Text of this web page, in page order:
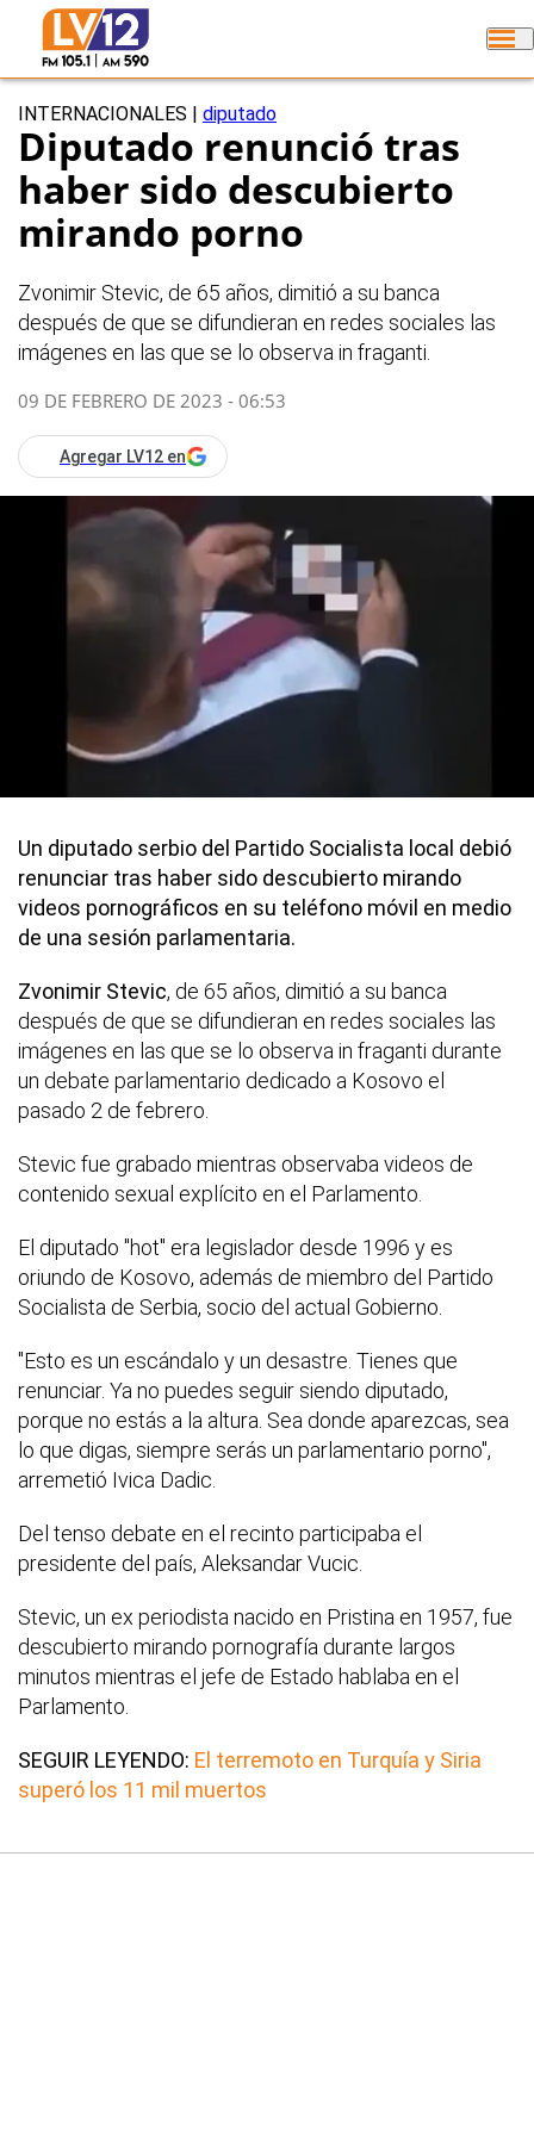
INTERNACIONALES diputado
Diputado renunció tras
haber sido descubierto
mirando porno
Zvonimir Stevic, de 65 años, dimitió a su banca
después de que se difundieran en redes sociales las
imágenes en las que se lo observa in fraganti.
09 DE FEBRERO DE 2023 - 06:53
Agregar LV12 en
Un diputado serbio del Partido Socialista local debió
renunciar tras haber sido descubierto mirando
videos pornográficos en su teléfono móvil en medio
de una sesión parlamentaria.
Zvonimir Stevic, de 65 años, dimitió a su banca
después de que se difundieran en redes sociales las
imágenes en las que se lo observa in fraganti durante
un debate parlamentario dedicado a Kosovo el
pasado 2 de febrero.
Stevic fue grabado mientras observaba videos de
contenido sexual explícito en el Parlamento.
El diputado "hot" era legislador desde 1996 y es
oriundo de Kosovo, además de miembro del Partido
Socialista de Serbia, socio del actual Gobierno.
"Esto es un escándalo y un desastre. Tienes que
renunciar. Ya no puedes seguir siendo diputado,
porque no estás a la altura. Sea donde aparezcas, sea
lo que digas, siempre serás un parlamentario porno",
arremetió Ivica Dadic.
Del tenso debate en el recinto participaba el
presidente del país, Aleksandar Vucic.
Stevic, un ex periodista nacido en Pristina en 1957, fue
descubierto mirando pornografía durante largos
minutos mientras el jefe de Estado hablaba en el
Parlamento.
SEGUIR LEYENDO: El terremoto en Turquía y Siria
superó los 11 mil muertos